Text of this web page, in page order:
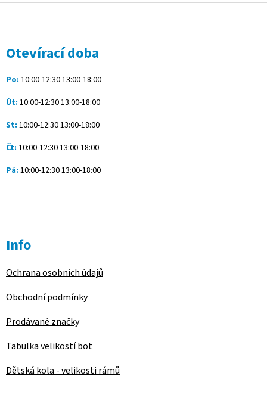
v
Otevírací doba
Po: 10:00-12:30 13:00-18:00
Út: 10:00-12:30 13:00-18:00
St: 10:00-12:30 13:00-18:00
Čt: 10:00-12:30 13:00-18:00
Pá: 10:00-12:30 13:00-18:00
Info
Ochrana osobních údajů
Obchodní podmínky
Prodávané značky
Tabulka velikostí bot
Dětská kola - velikosti rámů